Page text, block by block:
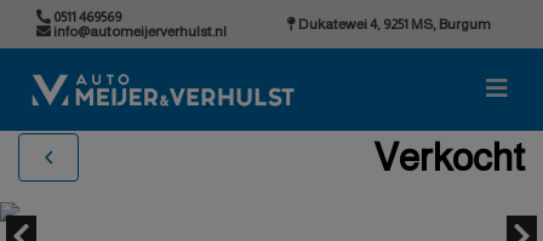
0511 469569
info@automeijerverhulst.nl
Dukatewei 4, 9251 MS, Burgum
Verkocht